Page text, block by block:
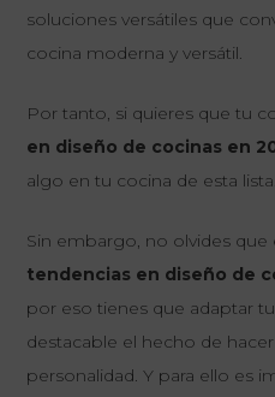
soluciones versátiles que
cocina moderna y versátil.
Por tanto, si quieres que tu
en diseño de cocinas en
algo en tu cocina de esta lista.
Sin embargo, no olvides
tendencias en diseño de
por eso tienes que adaptar
destacable el hecho de
personalidad. Y para ello es